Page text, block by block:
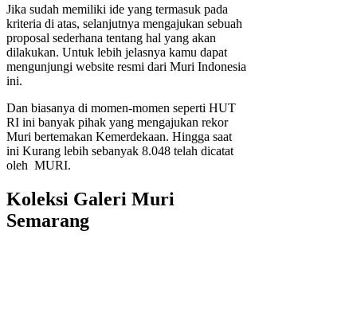
Jika sudah memiliki ide yang termasuk pada
kriteria di atas, selanjutnya mengajukan sebuah
proposal sederhana tentang hal yang akan
dilakukan. Untuk lebih jelasnya kamu dapat
mengunjungi website resmi dari Muri Indonesia
ini.
Dan biasanya di momen-momen seperti HUT
RI ini banyak pihak yang mengajukan rekor
Muri bertemakan Kemerdekaan. Hingga saat
ini Kurang lebih sebanyak 8.048 telah dicatat
oleh MURI.
Koleksi Galeri Muri
Semarang